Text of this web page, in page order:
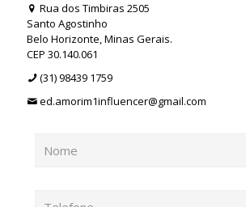
Rua dos Timbiras 2505
Santo Agostinho
Belo Horizonte, Minas Gerais.
CEP 30.140.061
(31) 98439 1759
ed.amorim1influencer@gmail.com